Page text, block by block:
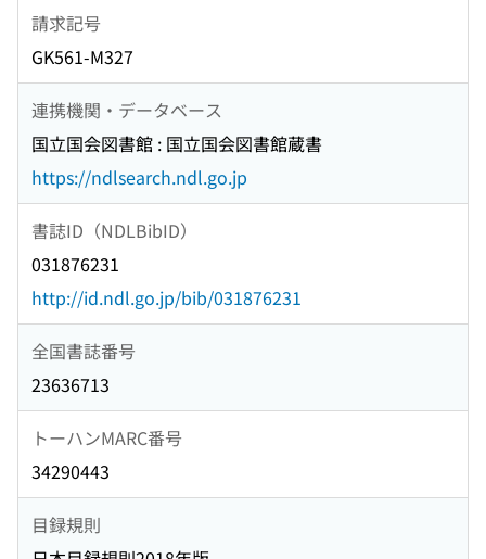
請求記号
GK561-M327
連携機関・データベース
国立国会図書館 : 国立国会図書館蔵書
https://ndlsearch.ndl.go.jp
書誌ID（NDLBibID）
031876231
http://id.ndl.go.jp/bib/031876231
全国書誌番号
23636713
トーハンMARC番号
34290443
目録規則